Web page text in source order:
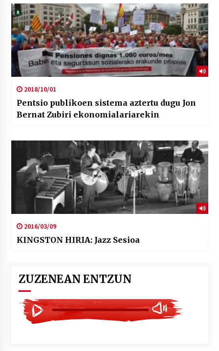
2018/10/01
Pentsio publikoen sistema aztertu dugu Jon
Bernat Zubiri ekonomialariarekin
2016/03/09
KINGSTON HIRIA: Jazz Sesioa
ZUZENEAN ENTZUN